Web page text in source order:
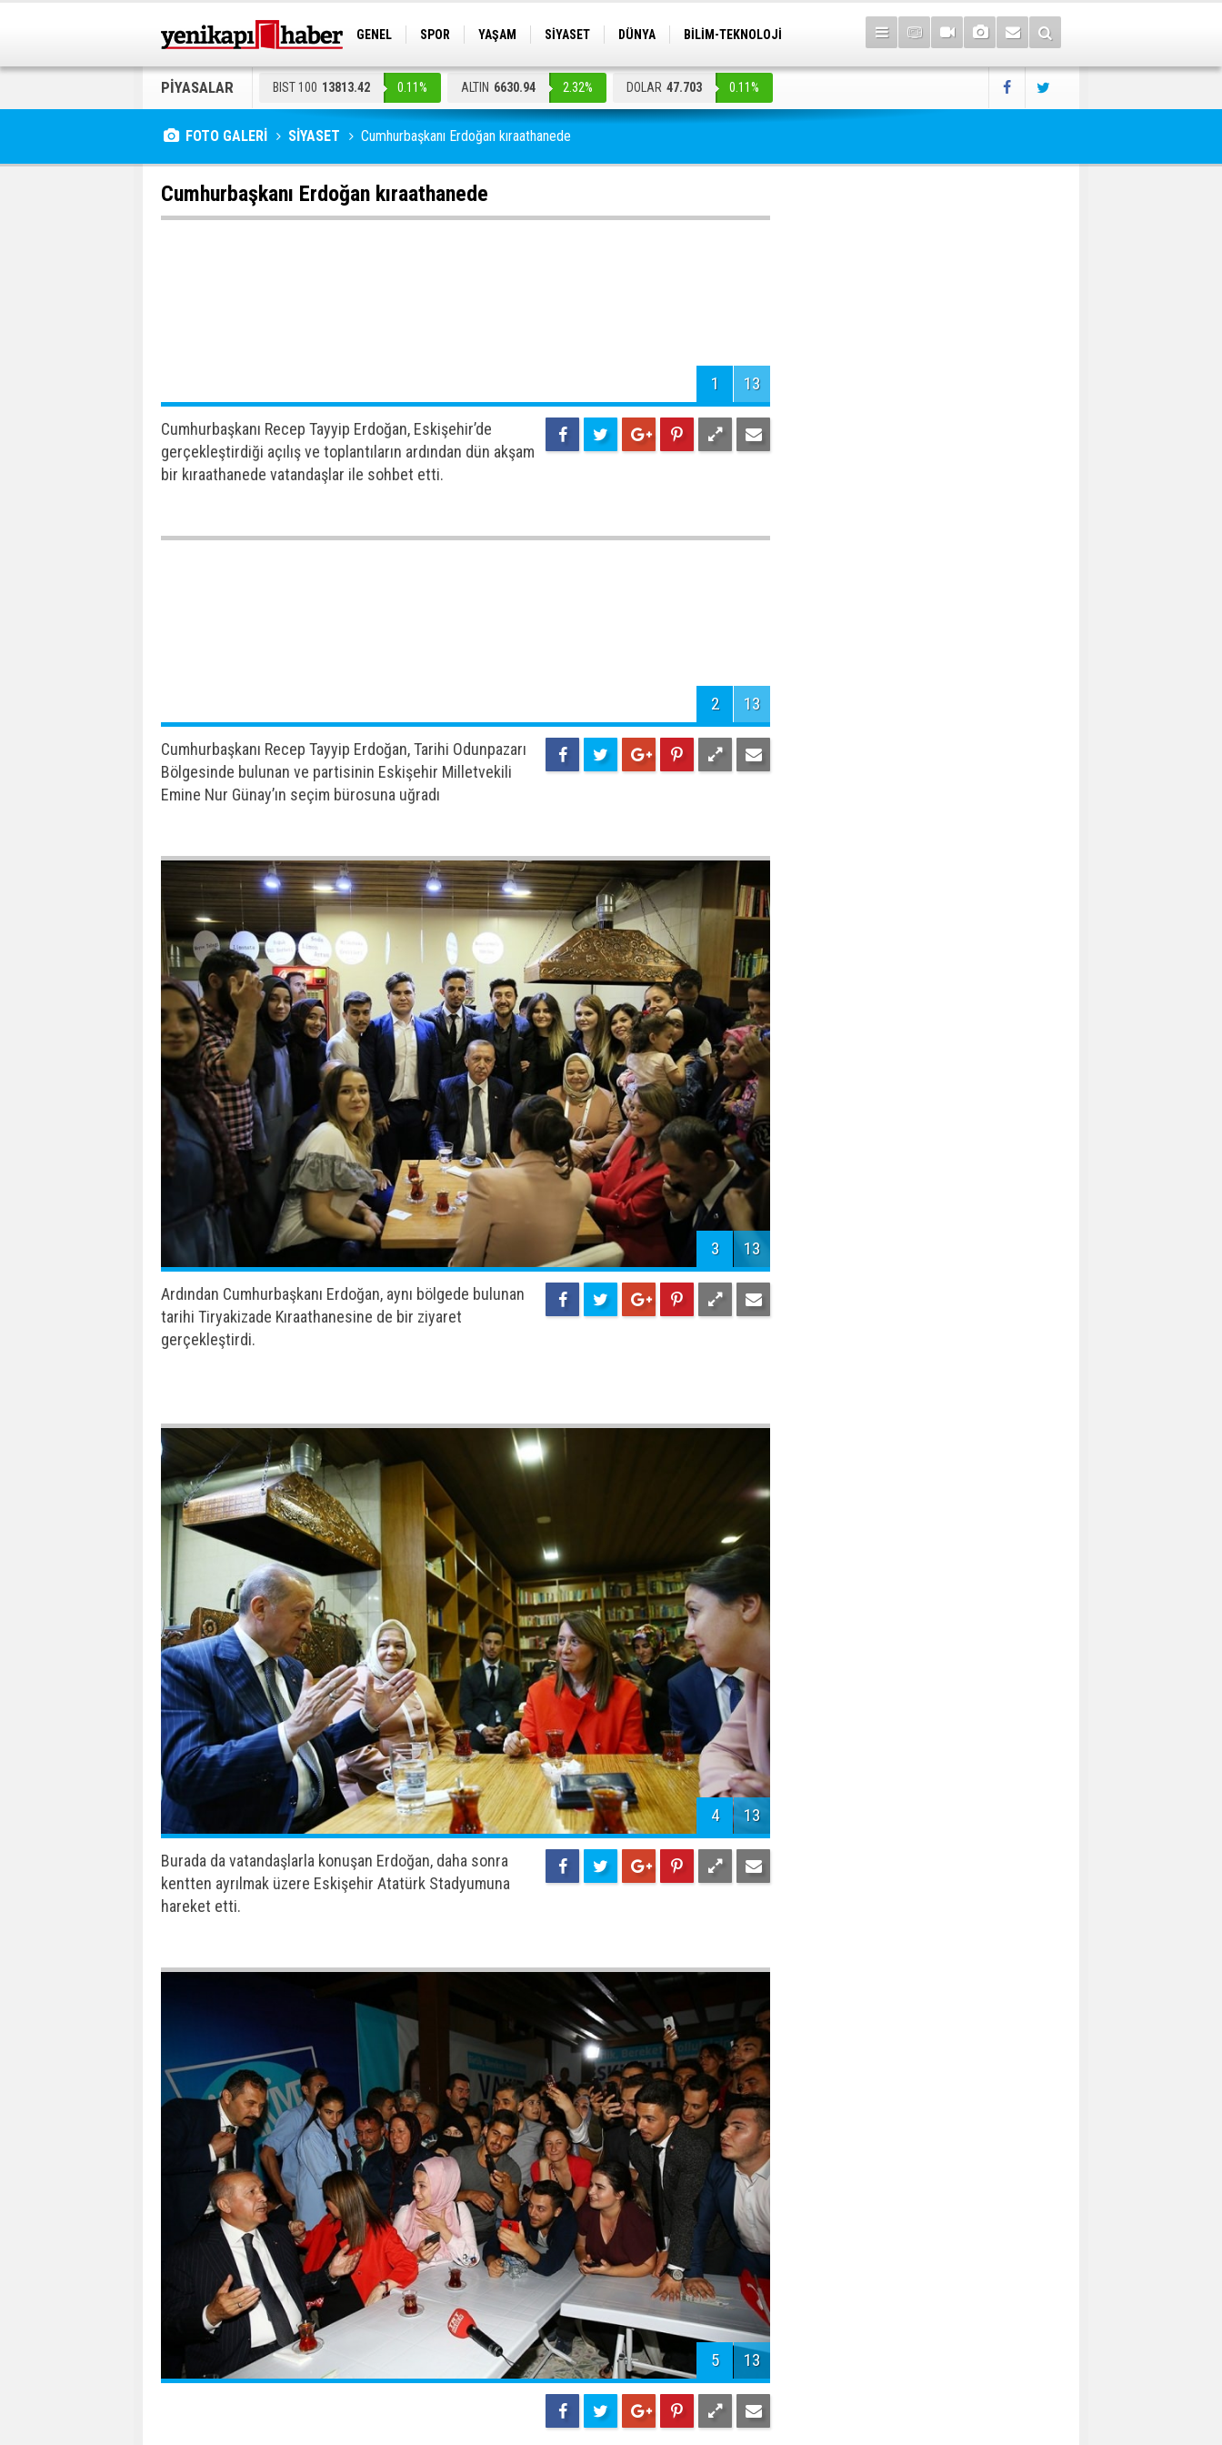
GENEL SPOR YAŞAM SİYASET DÜNYA
BİLİM-TEKNOLOJİ
PİYASALAR BIST 100 13813.42 0.11% ALTIN 6630.94 2.32% DOLAR 47.703 0.11%
FOTO GALERİ SİYASET Cumhurbaşkanı Erdoğan kıraathanede
Cumhurbaşkanı Erdoğan kıraathanede
2 13
Cumhurbaşkanı Recep Tayyip Erdoğan, Tarihi Odunpazarı
Bölgesinde bulunan ve partisinin Eskişehir Milletvekili
Emine Nur Günay’ın seçim bürosuna uğradı
3 13
Ardından Cumhurbaşkanı Erdoğan, aynı bölgede bulunan
tarihi Tiryakizade Kıraathanesine de bir ziyaret
gerçekleştirdi.
13
Burada da vatandaşlarla konuşan Erdoğan, daha sonra
kentten ayrılmak üzere Eskişehir Atatürk Stadyumuna